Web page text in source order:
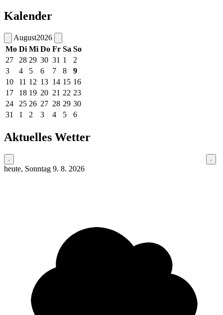
Kalender
August2026
Mo Di Mi Do Fr Sa So
27
28 29 30 31 1
2
3
4 5 6 7 8
9
10
11 12 13 14 15 16
17
18 19 20 21 22 23
24
25 26 27 28 29 30
31
1 2 3 4 5 6
Aktuelles Wetter
heute, Sonntag 9. 8. 2026